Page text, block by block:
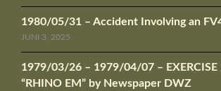
1980/05/31 – Accident Involving an
JUNI 3, 2025
1979/03/26 – 1979/04/07 – EXERCISE
“RHINO EM” by Newspaper DWZ